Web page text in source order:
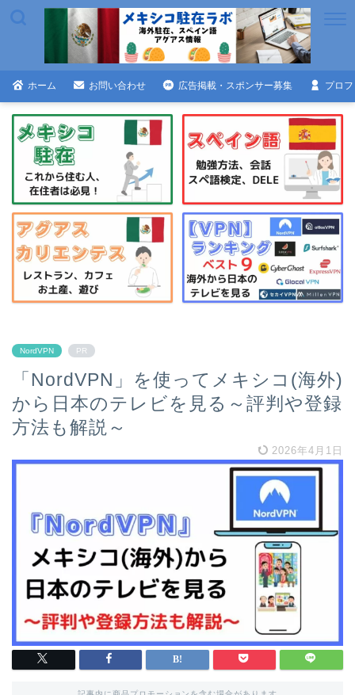
ホーム お問い合わせ 広告掲載・スポンサー募集 プロ
NordVPN PR
「NordVPN」を使ってメキシコ(海外)
から日本のテレビを見る～評判や登録
方法も解説～
2026年4月1日